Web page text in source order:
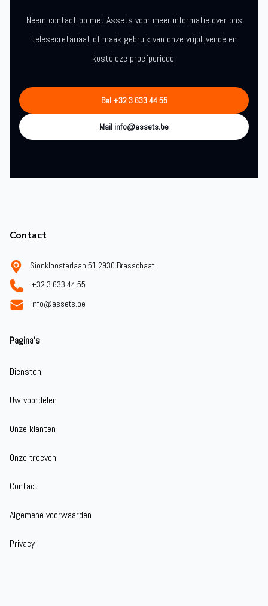
Neem contact op met Assets voor meer informatie over ons
telesecretariaat of maak gebruik van onze vrijblijvende en
kosteloze proefperiode.
Bel +32 3 633 44 55
Mail info@assets.be
Contact
Sionkloosterlaan 51 2930 Brasschaat
+32 3 633 44 55
info@assets.be
Pagina's
Diensten
Uw voordelen
Onze klanten
Onze troeven
Contact
Algemene voorwaarden
Privacy